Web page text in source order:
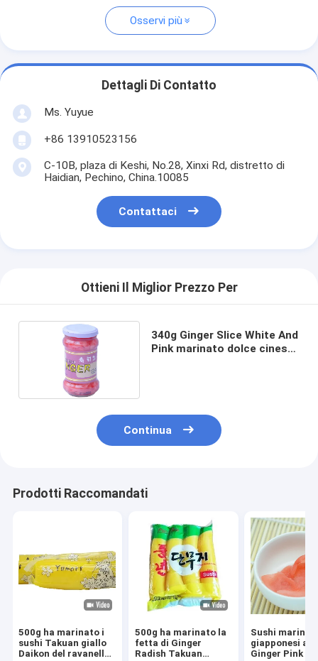
Osservi più
Dettagli Di Contatto
Ms. Yuyue
+86 13910523156
C-10B, plaza di Keshi, No.28, Xinxi Rd, distretto di
Haidian, Pechino, China.10085
Contattaci
Ottieni Il Miglior Prezzo Per
340g Ginger Slice White And
Pink marinato dolce cinese
Continua
Prodotti Raccomandati
500g ha marinato i
sushi Takuan giallo
Daikon del ravanello
500g ha marinato la
fetta di Ginger
Radish Takuan
Sushi
giapponesi
Ginger Pink &